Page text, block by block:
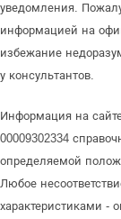
уведомления.
информацией на
избежание
у консультантов.
Информация на
00009302334
определяемой
Любое
характеристиками -